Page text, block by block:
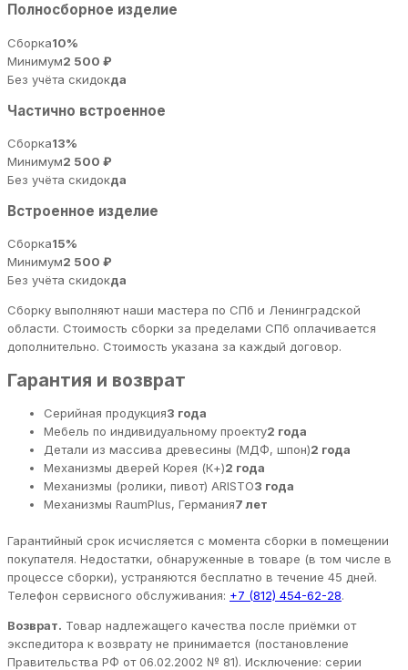
Полносборное изделие
Сборка10%
Минимум2 500 ₽
Без учёта скидокда
Частично встроенное
Сборка13%
Минимум2 500 ₽
Без учёта скидокда
Встроенное изделие
Сборка15%
Минимум2 500 ₽
Без учёта скидокда
Сборку выполняют наши мастера по СПб и Ленинградской
области. Стоимость сборки за пределами СПб оплачивается
дополнительно. Стоимость указана за каждый договор.
Гарантия и возврат
Серийная продукция3 года
Мебель по индивидуальному проекту2 года
Детали из массива древесины (МДФ, шпон)2 года
Механизмы дверей Корея (К+)2 года
Механизмы (ролики, пивот) ARISTO3 года
Механизмы RaumPlus, Германия7 лет
Гарантийный срок исчисляется с момента сборки в помещении
покупателя. Недостатки, обнаруженные в товаре (в том числе в
процессе сборки), устраняются бесплатно в течение 45 дней.
Телефон сервисного обслуживания: +7 (812) 454-62-28.
Возврат. Товар надлежащего качества после приёмки от
экспедитора к возврату не принимается (постановление
Правительства РФ от 06.02.2002 № 81). Исключение: серии